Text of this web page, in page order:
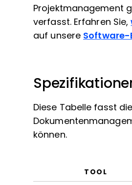
Projektmanagement
verfasst. Erfahren Sie,
auf unsere Software-
Diese Tabelle fasst
können.
TOOL